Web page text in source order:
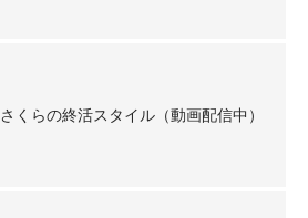
さくらの終活スタイル（動画配信中）